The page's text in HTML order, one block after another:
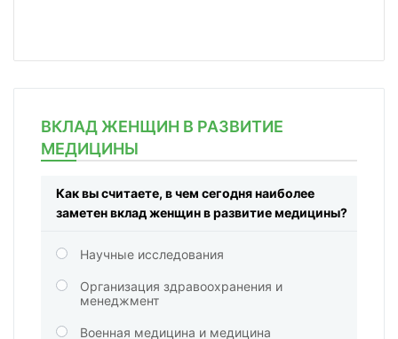
ВКЛАД ЖЕНЩИН В РАЗВИТИЕ
МЕДИЦИНЫ
Как вы считаете, в чем сегодня наиболее
заметен вклад женщин в развитие медицины?
Научные исследования
Организация здравоохранения и
менеджмент
Военная медицина и медицина